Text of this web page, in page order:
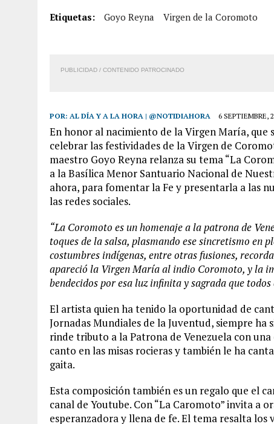
7 AGOSTO, 2026
|
FUGA DE GAS GENERÓ EXPLOSIÓN EN LOCAL
Etiquetas: Goyo Reyna Virgen de la Coromoto
PUBLICIDAD / CONTENIDO PATROCINADO
POR: AL DÍA Y A LA HORA | @NOTIDIAHORA 6 SEPTIEMBRE,
En honor al nacimiento de la Virgen María, que
celebrar las festividades de la Virgen de
maestro Goyo Reyna relanza su tema “La
a la Basílica Menor Santuario Nacional de
ahora, para fomentar la Fe y presentarla a las
las redes sociales.
“La Coromoto es un homenaje a la patrona de
toques de la salsa, plasmando ese sincretismo en
costumbres indígenas, entre otras fusiones,
apareció la Virgen María al indio Coromoto, y la
bendecidos por esa luz infinita y sagrada que
El artista quien ha tenido la oportunidad de
Jornadas Mundiales de la Juventud, siempre
rinde tributo a la Patrona de Venezuela con
canto en las misas rocieras y también le ha
gaita.
Esta composición también es un regalo que el
canal de Youtube. Con “La Caromoto” invita a
esperanzadora y llena de fe. El tema resalta